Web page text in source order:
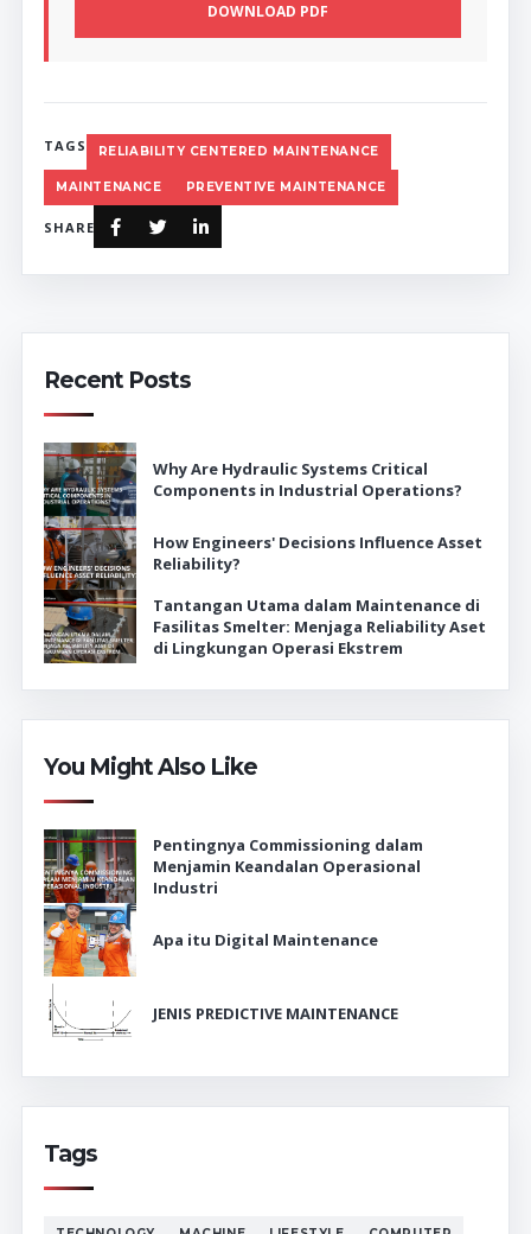
DOWNLOAD PDF
TAGS RELIABILITY CENTERED MAINTENANCE
MAINTENANCE PREVENTIVE MAINTENANCE
SHARE
Recent Posts
Why Are Hydraulic Systems Critical
Components in Industrial Operations?
How Engineers' Decisions Influence Asset
Reliability?
Tantangan Utama dalam Maintenance di
Fasilitas Smelter: Menjaga Reliability Aset
di Lingkungan Operasi Ekstrem
You Might Also Like
Pentingnya Commissioning dalam
Menjamin Keandalan Operasional
Industri
Apa itu Digital Maintenance
JENIS PREDICTIVE MAINTENANCE
Tags